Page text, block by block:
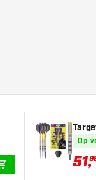
Op
51,